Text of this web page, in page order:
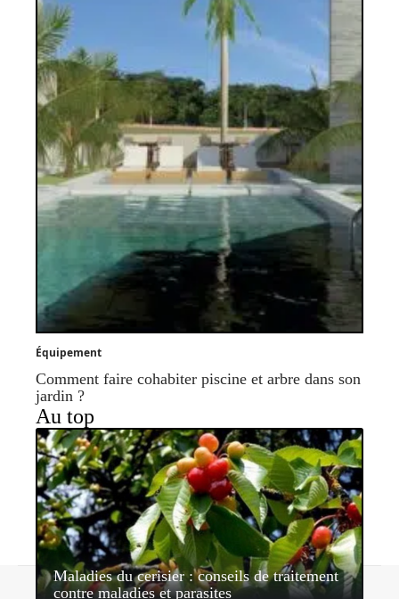
Équipement
Comment faire cohabiter piscine et arbre dans son
jardin ?
Au top
Maladies du cerisier : conseils de traitement
contre maladies et parasites
Contact Mentions légales Sitemap